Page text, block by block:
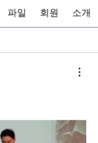
파일 회원 소개